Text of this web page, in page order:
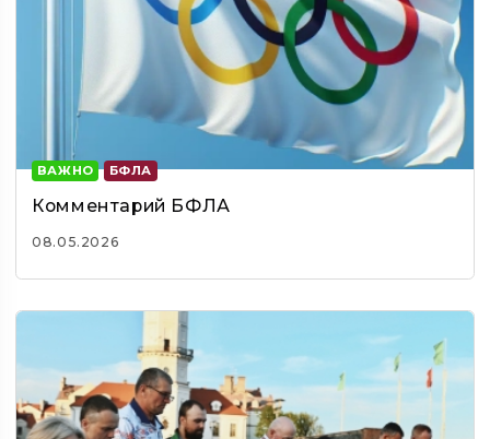
ВАЖНО БФЛА
Комментарий БФЛА
08.05.2026